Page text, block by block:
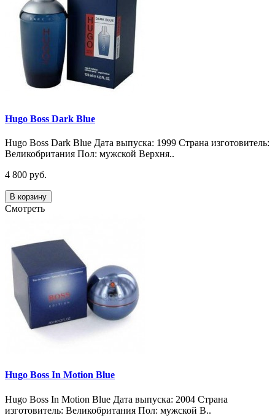
Hugo Boss Dark Blue
Hugo Boss Dark Blue Дата выпуска: 1999 Страна изготовитель:
Великобритания Пол: мужской Верхня..
4 800 руб.
В корзину
Смотреть
Hugo Boss In Motion Blue
Hugo Boss In Motion Blue Дата выпуска: 2004 Страна
изготовитель: Великобритания Пол: мужской В..